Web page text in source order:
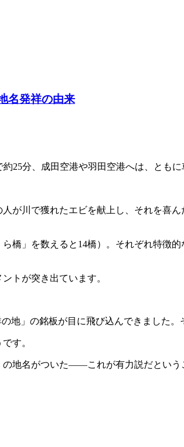
名発祥の由来
分、成田空港や羽田空港へは、とも
川で獲れたエビを献上し、それを喜
橋」を数えると14橋）。それぞれ特徴
トが突き出ています。
」の銘板が目に飛び込んできました。
す。
地名がついた――これが有力説だという